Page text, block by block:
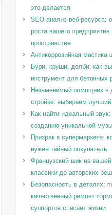
это делается
SEO-анализ веб-ресурса:
роста вашего
пространстве
Антикоррозийная мастика
Бури, круши, долби: как
инструмент для бетонных
Незаменимый помощник в
стройке: выбираем лучший
Как найти идеальный звук:
созданию уникальной
Призрак в супермаркете:
нужен тайный покупатель
Французский шик на вашей
классики до авторских
Безопасность в деталях:
качественный ремонт
суппортов спасает жизни